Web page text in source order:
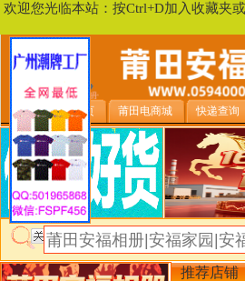
欢迎您光临本站：按Ctrl+D加入收藏夹
安福相册首页 莆田电商城 快递查询
推荐店铺